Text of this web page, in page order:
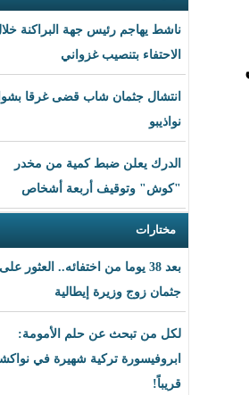
رئيس جهة البراكنة خلال
بتنصيب غزواني
جثمان شاب قضى غرقا بشواطئ
يعلن ضبط كمية من مخدر
أربعة أشخاص
بعد 38 يوما من اختفائه.. العثور على
وزيرة إيطالية
تبحث عن حلم الأمومة:
تركية شهيرة في نواكشوط